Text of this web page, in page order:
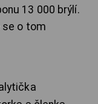
13 000 brýlí.
se o tom